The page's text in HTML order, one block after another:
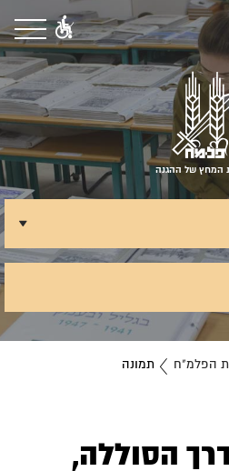
המחץ של ההגנה
הפלמ"ח תמונה
הסוללה,